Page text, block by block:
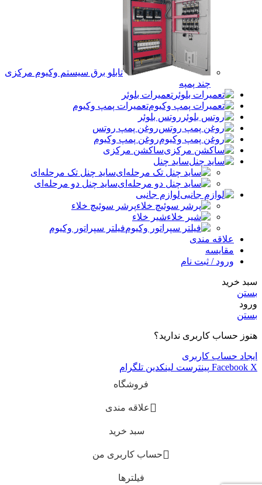
تابلو برق سیستم وکیوم مرکزی
چند پمپه
تعمیرات بلوئر
تعمیرات پمپ وکیوم
روتس بلوئر
روغن پمپ روتس
روغن پمپ وکیوم
ساکشن مرکزی
ساید چنل
ساید چنل تک مرحله‌ای
ساید چنل دو مرحله‌ای
لوازم جانبی
پرشر سوئیچ خلاء
شیر خلاء
فیلتر سپراتور وکیوم
علاقه مندی
مقایسه
ورود / ثبت نام
سبد خرید
بستن
ورود
بستن
هنوز حساب کاربری ندارید؟
ایجاد حساب کاربری
Facebook X پینترست لینکدین تلگرام
فروشگاه
علاقه مندی
سبد خرید
حساب کاربری من
فیلترها